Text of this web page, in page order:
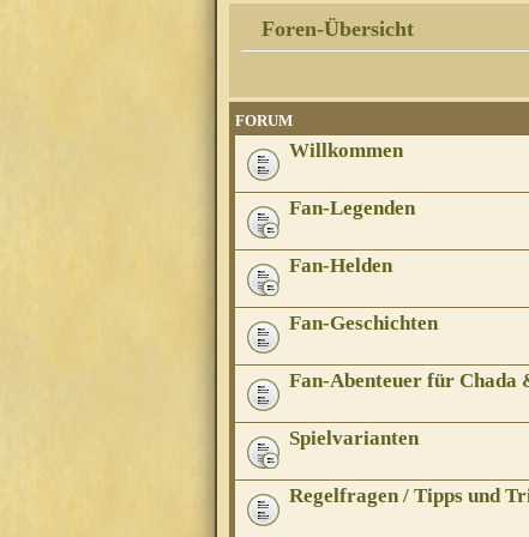
Foren-Übersicht
FORUM
Willkommen
Fan-Legenden
Fan-Helden
Fan-Geschichten
Fan-Abenteuer für Chada
Spielvarianten
Regelfragen / Tipps und